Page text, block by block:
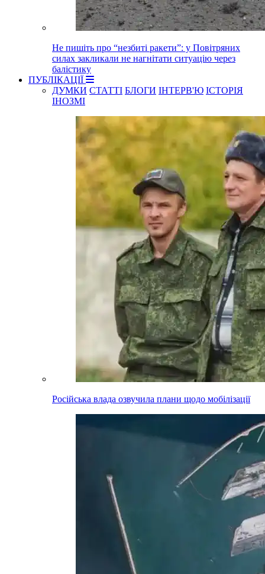
Не пишіть про “незбиті ракети”: у Повітряних
силах закликали не нагнітати ситуацію через
балістику
ПУБЛІКАЦІЇ
ДУМКИ СТАТТІ БЛОГИ ІНТЕРВ'Ю ІСТОРІЯ
ІНОЗМІ
Російська влада озвучила плани щодо мобілізації